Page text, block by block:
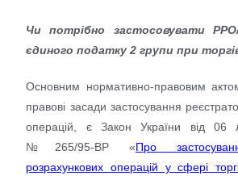
Чи потрібно застосовувати
єдиного податку 2 групи при
Основним нормативно-правовим
правові засади застосування
операцій, є Закон України від 06
№265/95-ВР «Про
розрахункових операцій у сфері